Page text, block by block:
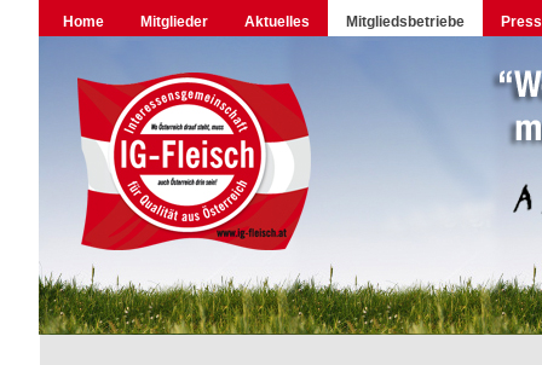
Home Mitglieder Aktuelles Mitgliedsbetriebe